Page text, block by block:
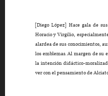
[Diego López] Hace gala de
Horacio y Virgilio,
alardea de sus conocimientos,
los emblemas. Al margen de su
la intención didáctico-
ver con el pensamiento de